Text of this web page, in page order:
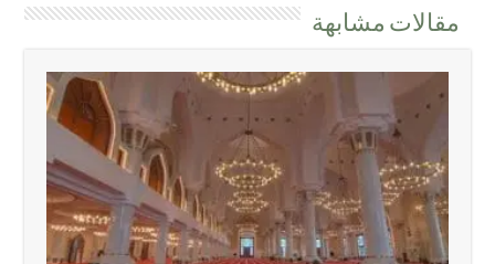
مقالات مشابهة